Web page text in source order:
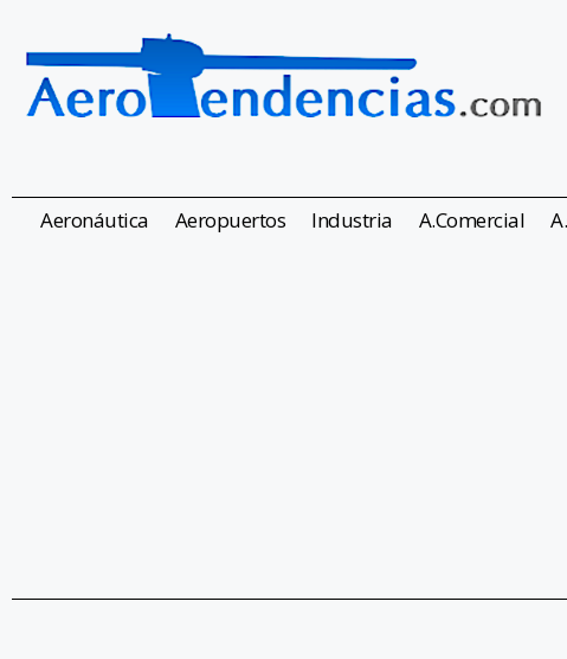
Aeronáutica Aeropuertos Industria A.Comercial